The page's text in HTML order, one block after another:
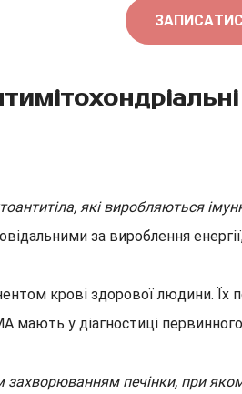
які виробляються
за вироблення
крові здорової людини. Їх
мають у діагностиці
печінки, при